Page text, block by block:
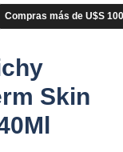
Compras más de U$S 100
Skin